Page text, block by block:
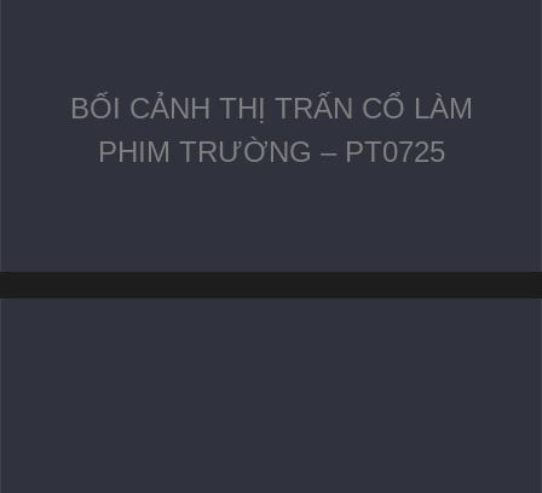
BỐI CẢNH THỊ TRẤN CỔ LÀM
PHIM TRƯỜNG – PT0725